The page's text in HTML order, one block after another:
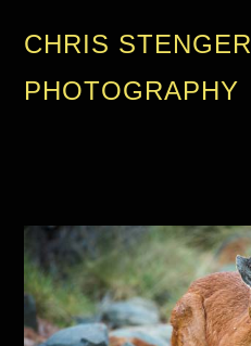
CHRIS STENGER
PHOTOGRAPHY